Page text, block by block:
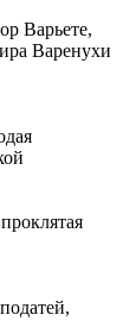
Варьете,
Варенухи